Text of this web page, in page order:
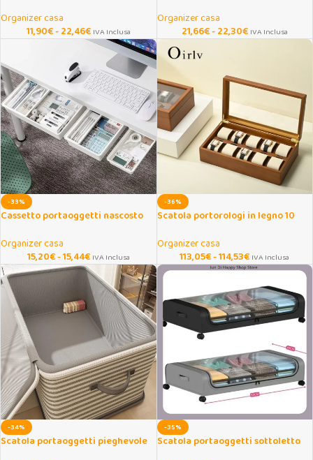
Organizer casa
11,90€-22,46€ IVA Inclusa
Organizer casa
21,66€-22,30€ IVA Inclusa
-33%
Cassetto portaoggetti nascosto
Organizer casa
15,20€-15,44€ IVA Inclusa
-36%
Scatola portorologi in legno 10
Organizer casa
113,05€-114,53€ IVA Inclusa
-34%
Scatola portaoggetti pieghevole
-35%
Scatola portaoggetti sottoletto